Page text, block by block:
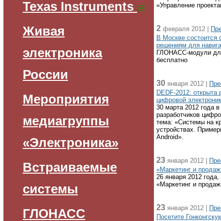
Texas Instruments
Живая
электроника
России
Мероприятия
медиагруппы
«Электроника»
Встраиваемые
системы
ГЛОНАСС
«Управление
2 февраля 2012 |
В Москве
решениям для
ГЛОНАСС-модули
бесплатно
30 января 2012 |
DEDF-2012: открыта
цифровой
30 марта 2012 года
разработчиков
тема: «Системы на
устройствах.
Android».
23 января 2012 |
«Маркетинг и
26 января 2012 года,
«Маркетинг и
23 января 2012 |
Посетите